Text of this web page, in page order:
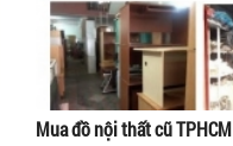
Mua đồ nội thất cũ TPHCM